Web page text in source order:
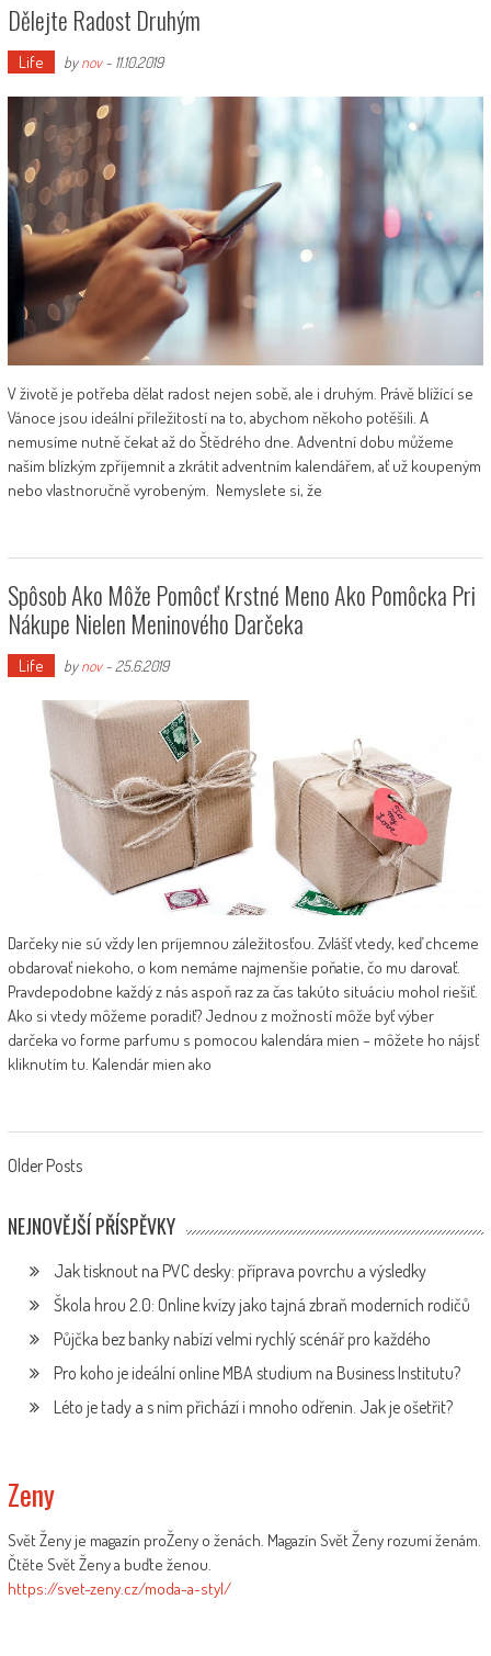
Dělejte Radost Druhým
Life bynov- 11.10.2019
V životě je potřeba dělat radost nejen sobě, ale i druhým. Právě blížící se
Vánoce jsou ideální příležitostí na to, abychom někoho potěšili. A
nemusíme nutně čekat až do Štědrého dne. Adventní dobu můžeme
našim blízkým zpříjemnit a zkrátit adventním kalendářem, ať už koupeným
nebo vlastnoručně vyrobeným. Nemyslete si, že
Spôsob Ako Môže Pomôcť Krstné Meno Ako Pomôcka Pri
Nákupe Nielen Meninového Darčeka
Life bynov- 25.6.2019
Darčeky nie sú vždy len príjemnou záležitosťou. Zvlášť vtedy, keď chceme
obdarovať niekoho, o kom nemáme najmenšie poňatie, čo mu darovať.
Pravdepodobne každý z nás aspoň raz za čas takúto situáciu mohol riešiť.
Ako si vtedy môžeme poradiť? Jednou z možností môže byť výber
darčeka vo forme parfumu s pomocou kalendára mien – môžete ho nájsť
kliknutím tu. Kalendár mien ako
Posts
navigation
Older Posts
NEJNOVĚJŠÍ PŘÍSPĚVKY
Jak tisknout na PVC desky: příprava povrchu a výsledky
Škola hrou 2.0: Online kvízy jako tajná zbraň moderních rodičů
Půjčka bez banky nabízí velmi rychlý scénář pro každého
Pro koho je ideální online MBA studium na Business Institutu?
Léto je tady a s ním přichází i mnoho odřenin. Jak je ošetřit?
Zeny
Svět Ženy je magazín proŽeny o ženách. Magazín Svět Ženy rozumí ženám.
Čtěte Svět Ženy a buďte ženou.
https://svet-zeny.cz/moda-a-styl/